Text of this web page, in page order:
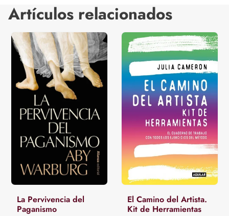
Artículos relacionados
La Pervivencia del
Paganismo
El Camino del Artista.
Kit de Herramientas